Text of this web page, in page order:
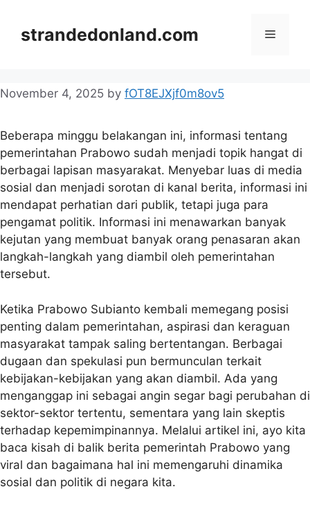
contentstrandedonland.com Menu
November 4, 2025 by fOT8EJXjf0m8ov5
Beberapa minggu belakangan ini, informasi tentang
pemerintahan Prabowo sudah menjadi topik hangat di
berbagai lapisan masyarakat. Menyebar luas di media
sosial dan menjadi sorotan di kanal berita, informasi ini
mendapat perhatian dari publik, tetapi juga para
pengamat politik. Informasi ini menawarkan banyak
kejutan yang membuat banyak orang penasaran akan
langkah-langkah yang diambil oleh pemerintahan
tersebut.
Ketika Prabowo Subianto kembali memegang posisi
penting dalam pemerintahan, aspirasi dan keraguan
masyarakat tampak saling bertentangan. Berbagai
dugaan dan spekulasi pun bermunculan terkait
kebijakan-kebijakan yang akan diambil. Ada yang
menganggap ini sebagai angin segar bagi perubahan di
sektor-sektor tertentu, sementara yang lain skeptis
terhadap kepemimpinannya. Melalui artikel ini, ayo kita
baca kisah di balik berita pemerintah Prabowo yang
viral dan bagaimana hal ini memengaruhi dinamika
sosial dan politik di negara kita.